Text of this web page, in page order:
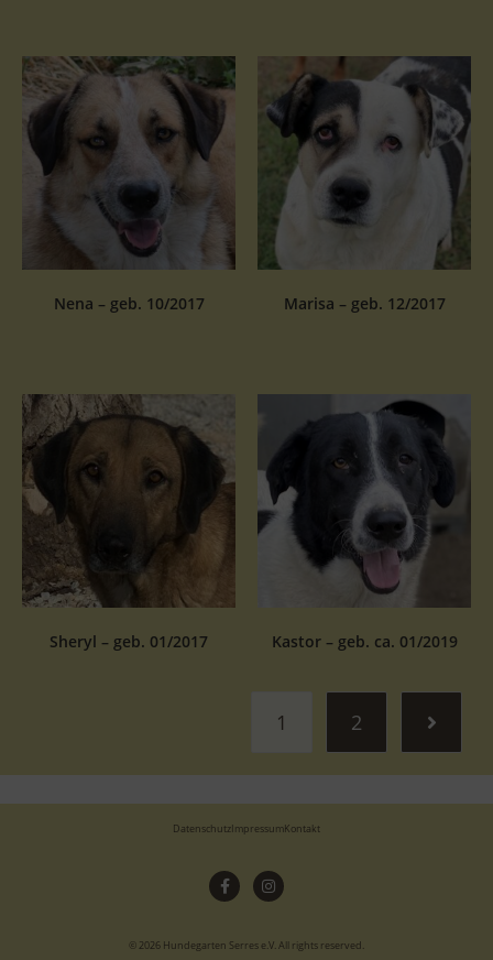
Nena – geb. 10/2017 Marisa – geb. 12/2017
Sheryl – geb. 01/2017 Kastor – geb. ca. 01/2019
1 2
© 2026 Hundegarten Serres e.V. All rights reserved.
DatenschutzImpressumKontakt